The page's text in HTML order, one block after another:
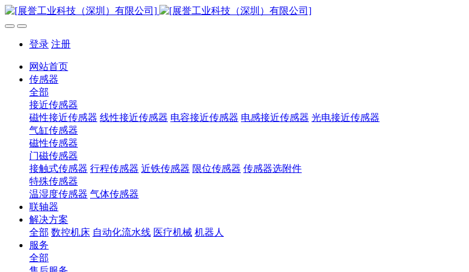
登录 注册
网站首页
传感器
全部
接近传感器
磁性接近传感器 线性接近传感器 电容接近传感器 电感接近传感器 光电接近传感器
气缸传感器
磁性传感器
门磁传感器
接触式传感器 行程传感器 近铁传感器 限位传感器 传感器选附件
特殊传感器
温湿度传感器 气体传感器
联轴器
解决方案
全部 数控机床 自动化流水线 医疗机械 机器人
服务
全部